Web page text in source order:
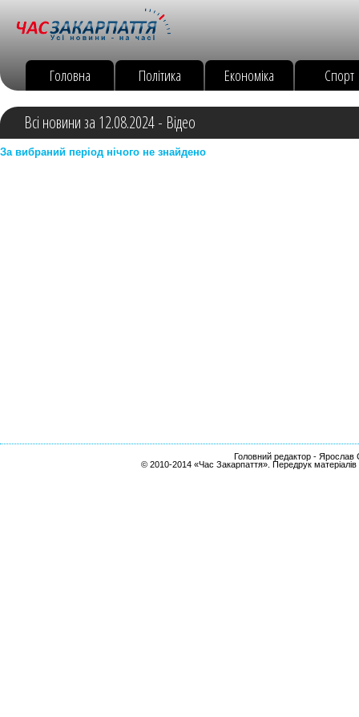
Головна Політика Економіка Спорт
Всі новини за 12.08.2024 - Відео
За вибраний період нічого не знайдено
Головний редактор - Ярослав
© 2010-2014 «Час Закарпаття». Передрук